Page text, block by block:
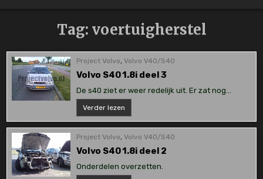
Tag: voertuigherstel
Project Volvo,Volvo V40/S40
Volvo S40 1.8i deel 3
De s40 ziet er weer redelijk uit. Er zat nog…
Verder lezen
S40
1.8i
deel
3
Project Volvo,Volvo V40/S40
Volvo S40 1.8i deel 2
Onderdelen overzetten.